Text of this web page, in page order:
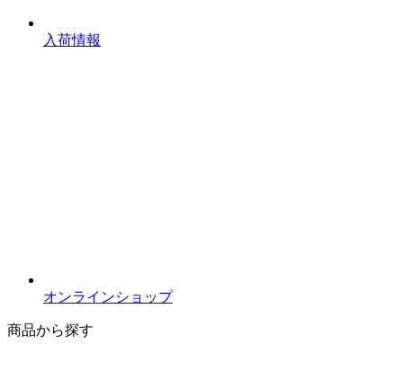
入荷情報
オンラインショップ
商品から探す